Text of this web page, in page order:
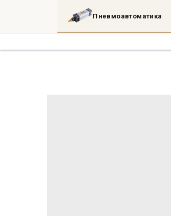
Пневмоавтоматика